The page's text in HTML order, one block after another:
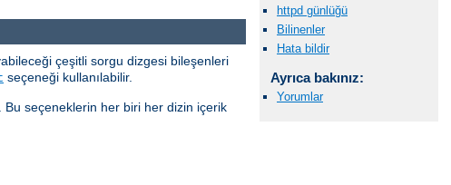
httpd günlüğü
Bilinenler
Hata bildir
Ayrıca bakınız:
Yorumlar
çeşitli sorgu dizgesi bileşenleri
seçeneği kullanılabilir.
Bu seçeneklerin her biri her dizin içerik